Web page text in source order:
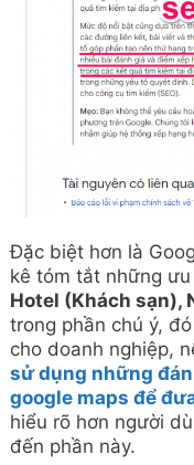
Đặc biệt hơn là
kê tóm tắt những
Hotel (Khách sạn),
trong phần chú ý,
cho doanh nghiệp,
sử dụng những
google maps để
hiểu rõ hơn người
đến phần này.